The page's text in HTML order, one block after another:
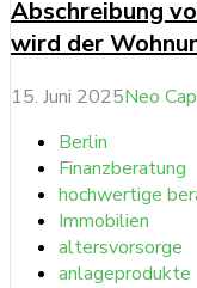
Abschreibung
wird der
15. Juni 2025Neo
Berlin
Finanzberatung
hochwertige
Immobilien
altersvorsorge
anlageprodukte